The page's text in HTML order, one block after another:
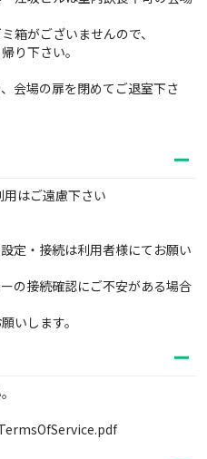
がございませんので、
下さい。
会場の扉を閉めてご退室下さ
はご遠慮下さい
定・接続は利用者様にてお願い
の接続確認にご不安がある場合
します。